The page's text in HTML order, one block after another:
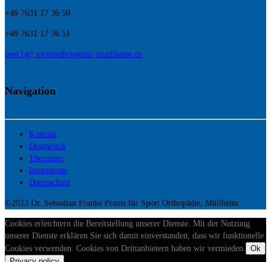
+49 7631 17 36 50
+49 7631 17 36 51
post [at] sportorthopaedie-muellheim.de
Navigation
Kontakt
Diagnostik
Therapien
Impressum
Datenschutz
©2023 Dr. Sebastian Franke Praxis für Sport Orthopädie, Müllheim
Cookies erleichtern die Bereitstellung unserer Dienste. Mit der Nutzung
unserer Dienste erklären Sie sich damit einverstanden, dass wir funktionelle
Cookies verwenden. Cookies von Drittanbietern haben wir vermieden. Ok